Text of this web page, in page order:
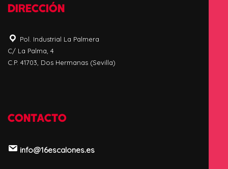
DIRECCIÓN
Pol. Industrial La Palmera
C/ La Palma, 4
C.P. 41703, Dos Hermanas (Sevilla)
CONTACTO
info@16escalones.es